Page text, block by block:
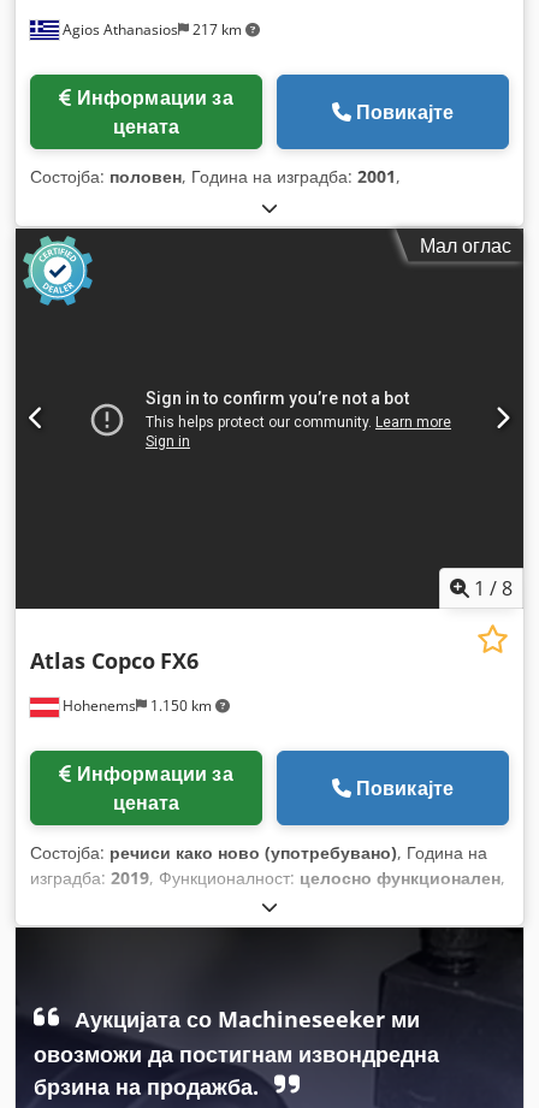
Agios Athanasios 217 km
цената
Повикајте
Состојба: половен, Година на изградба: 2001,
Мал оглас
1 /8
Hohenems 1.150 km
Atlas Copco FX6
цената
Повикајте
Состојба: речиси како ново (употребувано), Година на
изградба: 2019, Функционалност: целосно функционален,
Аукцијата со Machineseeker ми
овозможи да постигнам извондредна
брзина на продажба.